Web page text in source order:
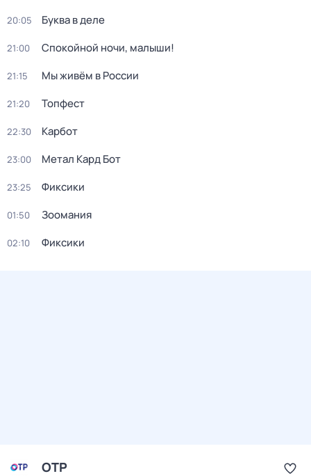
20:05 Буква в деле
21:00 Спокойной ночи, малыши!
21:15 Мы живём в России
21:20 Топфест
22:30 Карбот
23:00 Метал Кард Бот
23:25 Фиксики
01:50 Зоомания
02:10 Фиксики
ОТР